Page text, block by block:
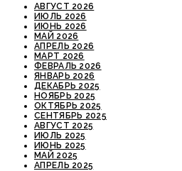
АВГУСТ 2026
ИЮЛЬ 2026
ИЮНЬ 2026
МАЙ 2026
АПРЕЛЬ 2026
МАРТ 2026
ФЕВРАЛЬ 2026
ЯНВАРЬ 2026
ДЕКАБРЬ 2025
НОЯБРЬ 2025
ОКТЯБРЬ 2025
СЕНТЯБРЬ 2025
АВГУСТ 2025
ИЮЛЬ 2025
ИЮНЬ 2025
МАЙ 2025
АПРЕЛЬ 2025